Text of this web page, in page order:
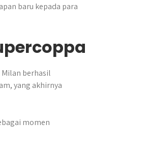
baru kepada para
berhasil
yang akhirnya
momen